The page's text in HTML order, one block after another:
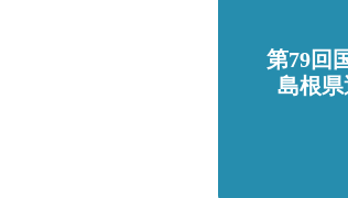
第79回
島根